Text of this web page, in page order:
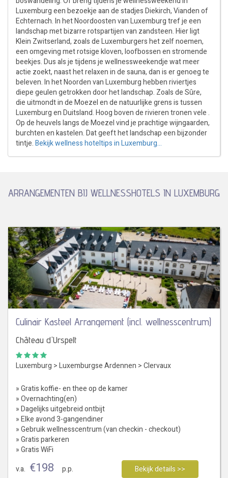
Luxemburg een bezoekje aan de stadjes Diekirch, Vianden of
Echternach. In het Noordoosten van Luxemburg tref je een
landschap met bizarre rotspartijen van zandsteen. Hier ligt
Klein Zwitserland, zoals de Luxemburgers het zelf noemen,
een omgeving met rotsige kloven, loofbossen en stromende
beekjes. Dus als je tijdens je wellnessweekendje wat meer
actie zoekt, naast het relaxen in de sauna, dan is er genoeg te
beleven. In het Noorden van Luxemburg hebben riviertjes
diepe geulen getrokken door het landschap. Zoals de Sûre,
die uitmondt in de Moezel en de natuurlijke grens is tussen
Luxemburg en Duitsland. Hoog boven de rivieren tronen vele .
Op de heuvels langs de Moezel vind je prachtige wijngaarden,
burchten en kastelen. Dat geeft het landschap een bijzonder
tintje.Bekijk wellness hoteltips in Luxemburg...
ARRANGEMENTEN BIJ WELLNESSHOTELS IN LUXEMBURG
Culinair Kasteel Arrangement (incl. wellnesscentrum)
Château d'Urspelt
Luxemburg >Luxemburgse Ardennen >Clervaux
» Gratis koffie- en thee op de kamer
» Overnachting(en)
» Dagelijks uitgebreid ontbijt
» Elke avond 3-gangendiner
» Gebruik wellnesscentrum (van checkin - checkout)
» Gratis parkeren
» Gratis WiFi
v.a. €198 p.p. Bekijk details >>